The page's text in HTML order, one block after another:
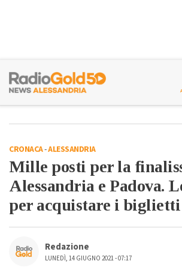
CRONACA-ALESSANDRIA
Mille posti per la
Alessandria e Padova.
per acquistare i biglietti
Redazione
LUNEDÌ, 14 GIUGNO 2021 - 07:17